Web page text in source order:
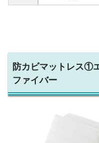
防カビマットレス①
ファイバー